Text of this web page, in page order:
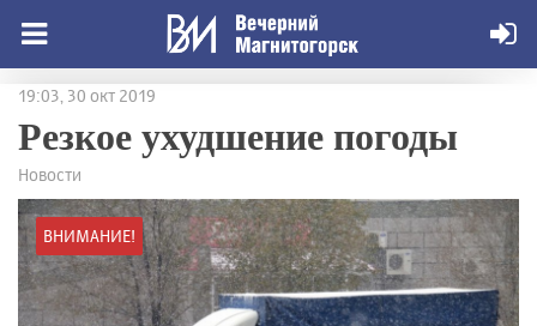
19:03, 30 окт 2019
Резкое ухудшение погоды
Новости
ВНИМАНИЕ!